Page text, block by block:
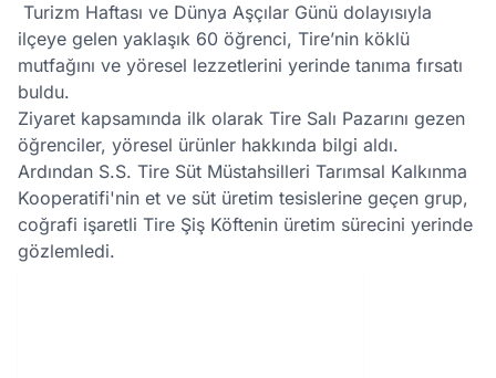
Turizm Haftası ve Dünya Aşçılar Günü dolayısıyla
ilçeye gelen yaklaşık 60 öğrenci, Tire’nin köklü
mutfağını ve yöresel lezzetlerini yerinde tanıma fırsatı
buldu.
Ziyaret kapsamında ilk olarak Tire Salı Pazarını gezen
öğrenciler, yöresel ürünler hakkında bilgi aldı.
Ardından S.S. Tire Süt Müstahsilleri Tarımsal Kalkınma
Kooperatifi'nin et ve süt üretim tesislerine geçen grup,
coğrafi işaretli Tire Şiş Köftenin üretim sürecini yerinde
gözlemledi.